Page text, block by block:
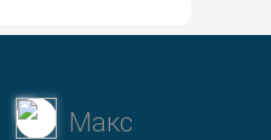
Макс